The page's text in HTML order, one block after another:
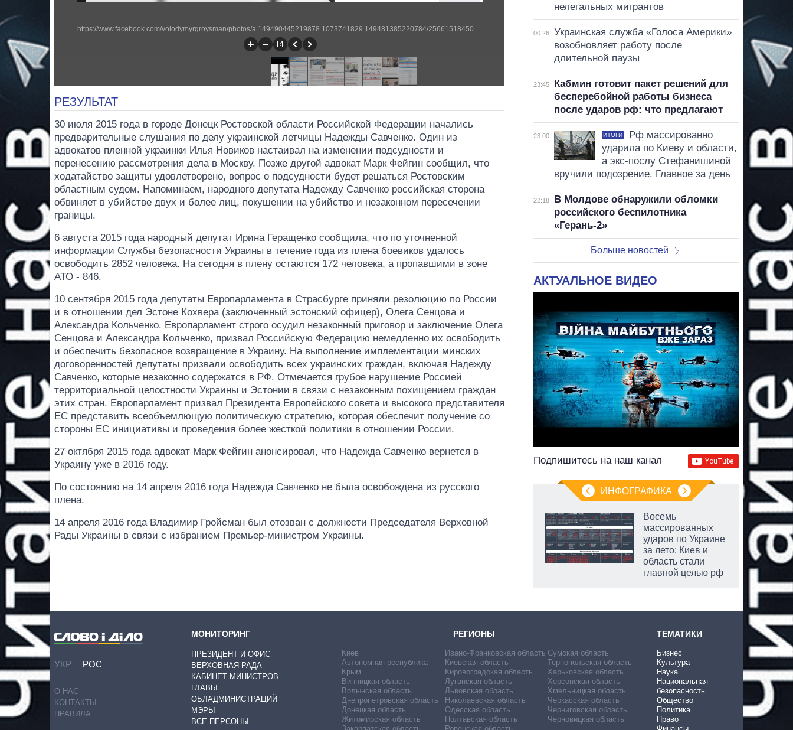
РЕЗУЛЬТАТ
30 июля 2015 года в городе Донецк Ростовской области Российской Федерации начались
предварительные слушания по делу украинской летчицы Надежды Савченко. Один из
адвокатов пленной украинки Илья Новиков настаивал на изменении подсудности и
перенесению рассмотрения дела в Москву. Позже другой адвокат Марк Фейгин сообщил, что
ходатайство защиты удовлетворено, вопрос о подсудности будет решаться Ростовским
областным судом. Напоминаем, народного депутата Надежду Савченко российская сторона
обвиняет в убийстве двух и более лиц, покушении на убийство и незаконном пересечении
границы.
6 августа 2015 года народный депутат Ирина Геращенко сообщила, что по уточненной
информации Службы безопасности Украины в течение года из плена боевиков удалось
освободить 2852 человека. На сегодня в плену остаются 172 человека, а пропавшими в зоне
АТО - 846.
10 сентября 2015 года депутаты Европарламента в Страсбурге приняли резолюцию по России
и в отношении дел Эстоне Кохвера (заключенный эстонский офицер), Олега Сенцова и
Александра Кольченко. Европарламент строго осудил незаконный приговор и заключение Олега
Сенцова и Александра Кольченко, призвал Российскую Федерацию немедленно их освободить
и обеспечить безопасное возвращение в Украину. На выполнение имплементации минских
договоренностей депутаты призвали освободить всех украинских граждан, включая Надежду
Савченко, которые незаконно содержатся в РФ. Отмечается грубое нарушение Россией
территориальной целостности Украины и Эстонии в связи с незаконным похищением граждан
этих стран. Европарламент призвал Президента Европейского совета и высокого представителя
ЕС представить всеобъемлющую политическую стратегию, которая обеспечит получение со
стороны ЕС инициативы и проведения более жесткой политики в отношении России.
27 октября 2015 года адвокат Марк Фейгин анонсировал, что Надежда Савченко вернется в
Украину уже в 2016 году.
По состоянию на 14 апреля 2016 года Надежда Савченко не была освобождена из русского
плена.
14 апреля 2016 года Владимир Гройсман был отозван с должности Председателя Верховной
Рады Украины в связи с избранием Премьер-министром Украины.
нелегальных мигрантов
00:26
Украинская служба «Голоса Америки»
возобновляет работу после
длительной паузы
23:45
Кабмин готовит пакет решений для
бесперебойной работы бизнеса
после ударов рф: что предлагают
23:00 ИТОГИ
Рф массированно
ударила по Киеву и области,
а экс-послу Стефанишиной
вручили подозрение. Главное за день
22:18
В Молдове обнаружили обломки
российского беспилотника
«Герань-2»
Больше новостей
АКТУАЛЬНОЕ ВИДЕО
Подпишитесь на наш канал
ИНФОГРАФИКА
Как сократилось
количество
Восемь
массированных
ударов по Украине
за лето: Киев и
область стали
главной целью рф
УКР РОС
О НАС
КОНТАКТЫ
ПРАВИЛА
МОНИТОРИНГ
ПРЕЗИДЕНТ И ОФИС
ВЕРХОВНАЯ РАДА
КАБИНЕТ МИНИСТРОВ
ГЛАВЫ
ОБЛАДМИНИСТРАЦИЙ
МЭРЫ
ВСЕ ПЕРСОНЫ
РЕГИОНЫ
Киев
Автономная республика
Крым
Винницкая область
Волынская область
Днепропетровская область
Донецкая область
Житомирская область
Ивано-Франковская область
Киевская область
Кировоградская область
Луганская область
Львовская область
Николаевская область
Одесская область
Полтавская область
Сумская область
Тернопольская область
Харьковская область
Херсонская область
Хмельницкая область
Черкасская область
Черниговская область
Черновицкая область
ТЕМАТИКИ
Бизнес
Культура
Наука
Национальная
безопасность
Общество
Политика
Право